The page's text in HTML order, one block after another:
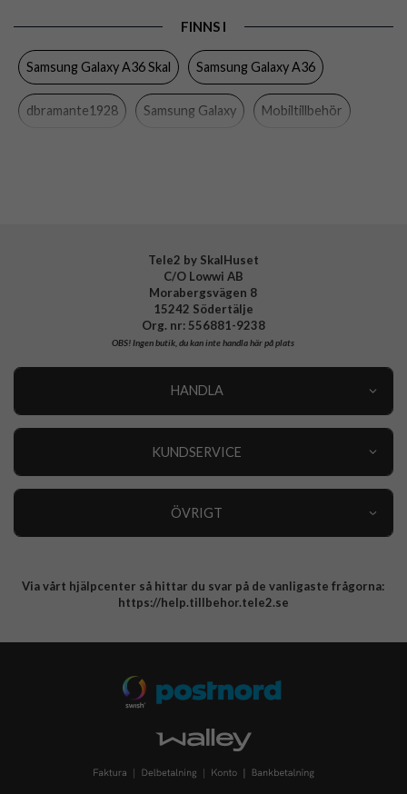
Färg
Silikon
FINNS I
Samsung Galaxy A36 Skal Samsung Galaxy A36
dbramante1928 Samsung Galaxy Mobiltillbehör
Tele2 by SkalHuset
C/O Lowwi AB
Morabergsvägen 8
15242 Södertälje
Org. nr: 556881-9238
OBS!Ingen butik, du kan inte handla här på plats
HANDLA
KUNDSERVICE
ÖVRIGT
Integritetspolicy
Via vårt hjälpcenter så hittar du svar på de vanligaste frågorna:
https://help.tillbehor.tele2.se